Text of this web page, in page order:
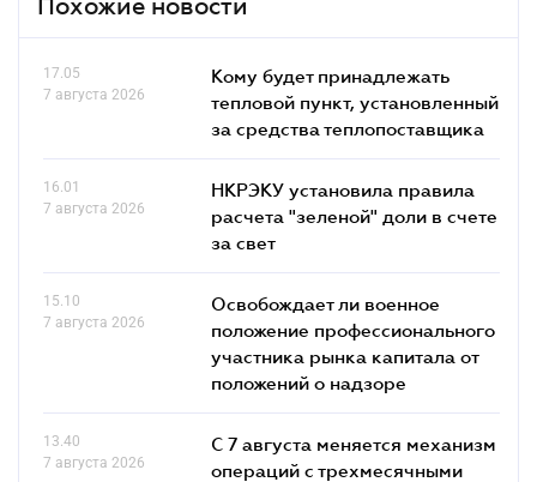
Похожие новости
17.05
7 августа 2026
Кому будет принадлежать
тепловой пункт, установленный
за средства теплопоставщика
16.01
7 августа 2026
НКРЭКУ установила правила
расчета "зеленой" доли в счете
за свет
15.10
7 августа 2026
Освобождает ли военное
положение профессионального
участника рынка капитала от
положений о надзоре
13.40
7 августа 2026
С 7 августа меняется механизм
операций с трехмесячными